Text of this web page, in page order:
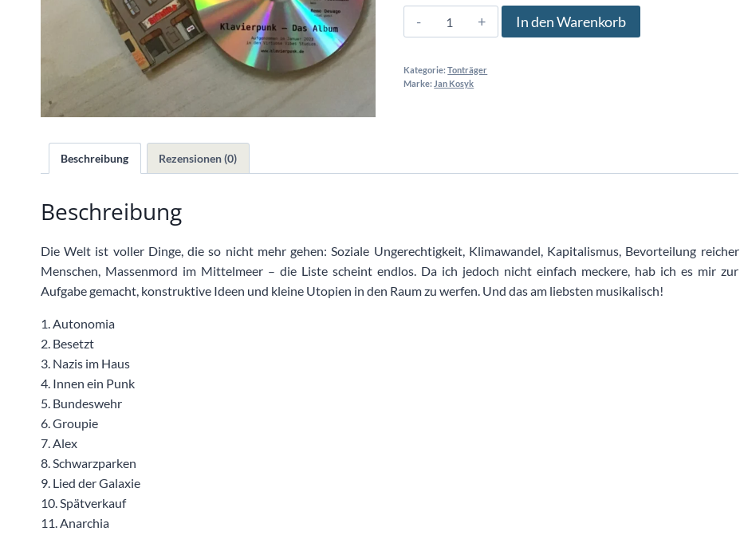
Klavierpunk
–
Album
In den Warenkorb
Kategorie:Tonträger
Marke: Jan Kosyk
Beschreibung Rezensionen (0)
Beschreibung
Die Welt ist voller Dinge, die so nicht mehr gehen: Soziale Ungerechtigkeit, Klimawandel, Kapitalismus, Bevorteilung reicher
Menschen, Massenmord im Mittelmeer – die Liste scheint endlos. Da ich jedoch nicht einfach meckere, hab ich es mir zur
Aufgabe gemacht, konstruktive Ideen und kleine Utopien in den Raum zu werfen. Und das am liebsten musikalisch!
1. Autonomia
2. Besetzt
3. Nazis im Haus
4. Innen ein Punk
5. Bundeswehr
6. Groupie
7. Alex
8. Schwarzparken
9. Lied der Galaxie
10. Spätverkauf
11. Anarchia